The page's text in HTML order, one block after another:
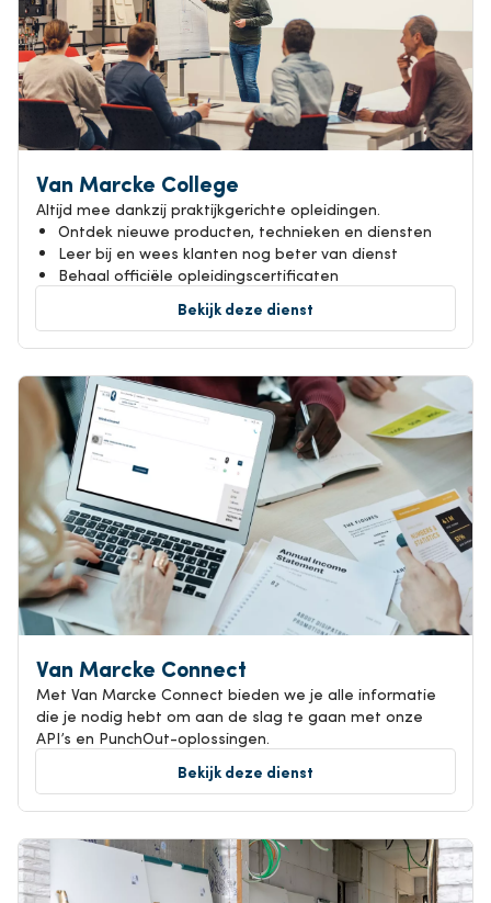
Van Marcke College
Altijd mee dankzij praktijkgerichte opleidingen.
Ontdek nieuwe producten, technieken en diensten
Leer bij en wees klanten nog beter van dienst
Behaal officiële opleidingscertificaten
Bekijk deze dienst
Van Marcke Connect
Met Van Marcke Connect bieden we je alle informatie
die je nodig hebt om aan de slag te gaan met onze
API’s en PunchOut-oplossingen.
Bekijk deze dienst